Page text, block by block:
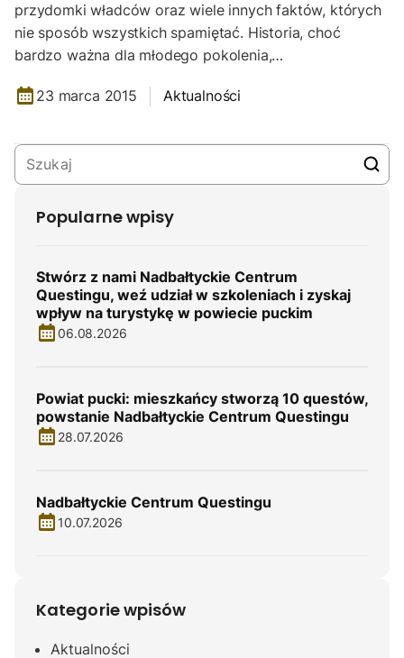
przydomki władców oraz wiele innych faktów, których
nie sposób wszystkich spamiętać. Historia, choć
bardzo ważna dla młodego pokolenia,…
23 marca 2015 Aktualności
Popularne wpisy
Stwórz z nami Nadbałtyckie Centrum
Questingu, weź udział w szkoleniach i zyskaj
wpływ na turystykę w powiecie puckim
06.08.2026
Powiat pucki: mieszkańcy stworzą 10 questów,
powstanie Nadbałtyckie Centrum Questingu
28.07.2026
Nadbałtyckie Centrum Questingu
10.07.2026
Kategorie wpisów
Aktualności